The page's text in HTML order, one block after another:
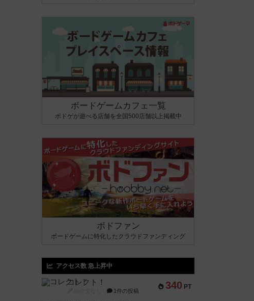
ボードゲームカフェ一覧
ボドゲが遊べる店舗を全国500店舗以上掲載中
ボドファン
ボードゲームに特化したクラウドファンディング
アクセス数 急上昇中
340 PT
コレクト！
1件の投稿